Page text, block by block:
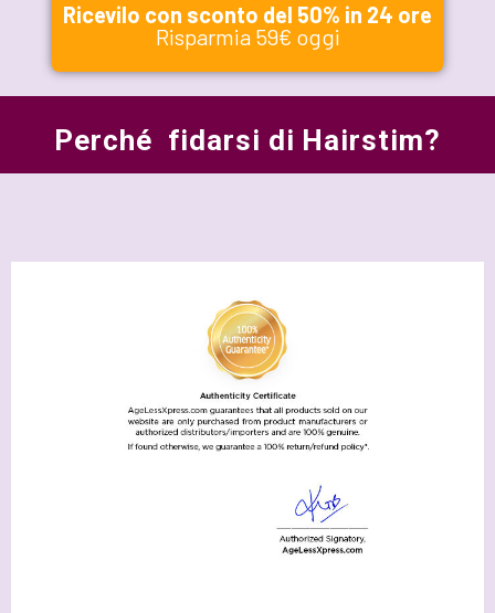
Ricevilo con sconto del 50% in 24 ore
Risparmia 59€ oggi
Perché fidarsi di Hairstim?